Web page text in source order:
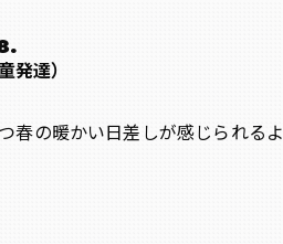
発達）
春の暖かい日差しが感じられるよ